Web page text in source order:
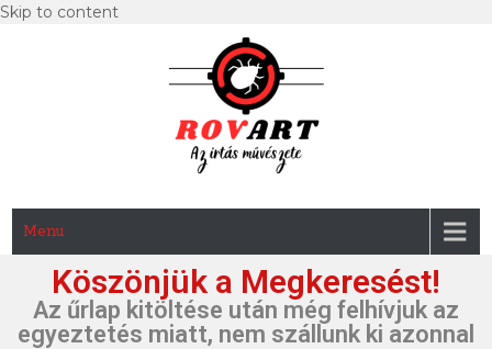
Skip to content
RovArt
Menu
Köszönjük a Megkeresést!
Az űrlap kitöltése után még felhívjuk az
egyeztetés miatt, nem szállunk ki azonnal